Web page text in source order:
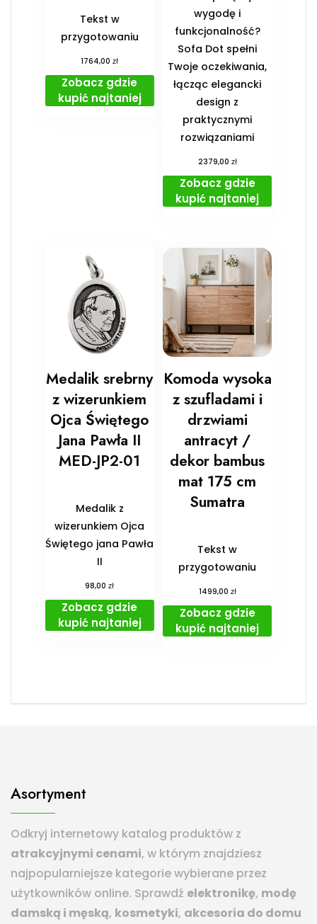
Tekst w
przygotowaniu
1764,00zł
Zobacz gdzie
kupić najtaniej
wygodę i
funkcjonalność?
Sofa Dot spełni
Twoje oczekiwania,
łącząc elegancki
design z
praktycznymi
rozwiązaniami
2379,00 zł
Zobacz gdzie
kupić najtaniej
Medalik srebrny
z wizerunkiem
Ojca Świętego
Jana Pawła II
MED-JP2-01
Medalik z
wizerunkiem Ojca
Świętego jana Pawła
II
98,00zł
Zobacz gdzie
kupić najtaniej
Komoda wysoka
z szufladami i
drzwiami
antracyt /
dekor bambus
mat 175 cm
Sumatra
Tekst w
przygotowaniu
1499,00 zł
Zobacz gdzie
kupić najtaniej
Asortyment
Odkryj internetowy katalog produktów z
atrakcyjnymi cenami, w którym znajdziesz
najpopularniejsze kategorie wybierane przez
użytkowników online. Sprawdź elektronikę, modę
damską i męską, kosmetyki, akcesoria do domu